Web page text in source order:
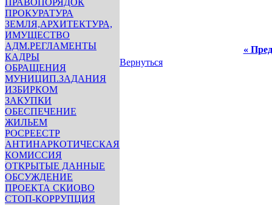
ПРАВОПОРЯДОК
ПРОКУРАТУРА
ЗЕМЛЯ,АРХИТЕКТУРА,
ИМУЩЕСТВО
АДМ.РЕГЛАМЕНТЫ
КАДРЫ
ОБРАЩЕНИЯ
МУНИЦИП.ЗАДАНИЯ
ИЗБИРКОМ
ЗАКУПКИ
ОБЕСПЕЧЕНИЕ
ЖИЛЬЕМ
РОСРЕЕСТР
АНТИНАРКОТИЧЕСКАЯ
КОМИССИЯ
ОТКРЫТЫЕ ДАННЫЕ
ОБСУЖДЕНИЕ
ПРОЕКТА СКИОВО
СТОП-КОРРУПЦИЯ
«
Вернуться